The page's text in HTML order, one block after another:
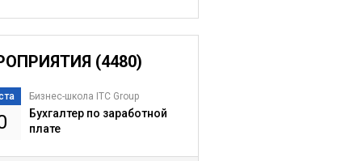
(4480)
Бизнес-школа ITC Group
Бухгалтер по заработной
плате